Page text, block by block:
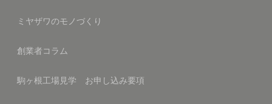
ミヤザワのモノづくり
創業者コラム
駒ヶ根工場見学 お申し込み要項